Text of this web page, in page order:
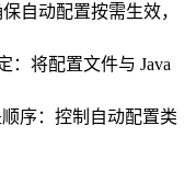
自动配置按需生效，
：将配置文件与 Java
顺序：控制自动配置类